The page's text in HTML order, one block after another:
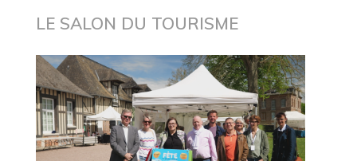
LE SALON DU TOURISME